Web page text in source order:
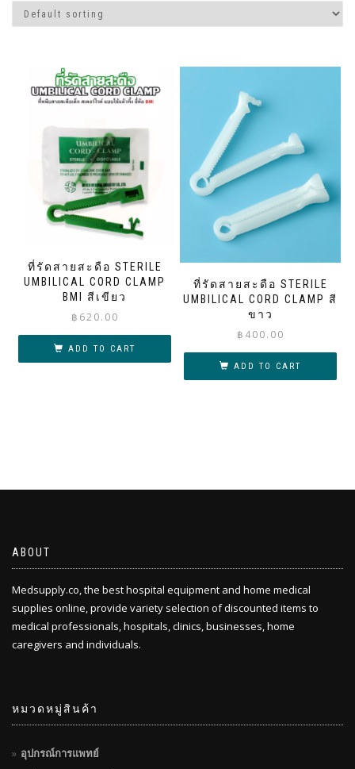
ที่รัดสายสะดือ STERILE
UMBILICAL CORD CLAMP
BMI สีเขียว
฿ 620.00
ADD TO CART
ที่รัดสายสะดือ STERILE
UMBILICAL CORD CLAMP สี
ขาว
฿ 400.00
ADD TO CART
ABOUT
Medsupply.co, the best hospital equipment and home medical
supplies online, provide variety selection of discounted items to
medical professionals, hospitals, clinics, businesses, home
caregivers and individuals.
หมวดหมู่สินค้า
อุปกรณ์การแพทย์